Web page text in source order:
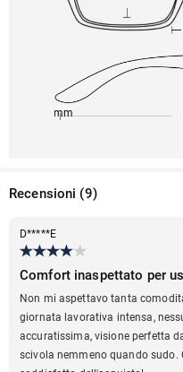
146mm
Recensioni (9)
D*****E
Comfort inaspettato per
Non mi aspettavo tanta
giornata lavorativa intensa,
accuratissima, visione perfetta
scivola nemmeno quando sudo.